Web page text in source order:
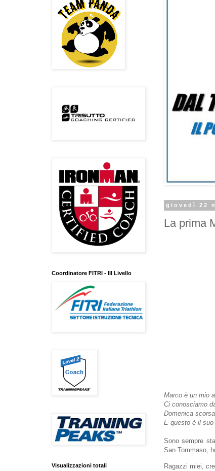
giovedì 22
La prima
Marco è un mio
Ci conosciamo
Domenica
E questo è il suo
Sono sempre
San Tommaso,
Ragazzi miei,
Coordinatore FITRI - III Livello
Visualizzazioni totali